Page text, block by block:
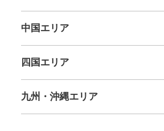
保管できる荷物数
大:8/ ¥700中:8/ ¥500小:9/ ¥400
中国エリア
四国エリア
九州・沖縄エリア